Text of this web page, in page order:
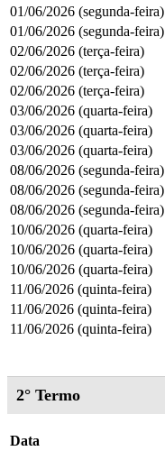
01/06/2026 (segunda-feira)
01/06/2026 (segunda-feira)
02/06/2026 (terça-feira)
02/06/2026 (terça-feira)
02/06/2026 (terça-feira)
03/06/2026 (quarta-feira)
03/06/2026 (quarta-feira)
03/06/2026 (quarta-feira)
08/06/2026 (segunda-feira)
08/06/2026 (segunda-feira)
08/06/2026 (segunda-feira)
10/06/2026 (quarta-feira)
10/06/2026 (quarta-feira)
10/06/2026 (quarta-feira)
11/06/2026 (quinta-feira)
11/06/2026 (quinta-feira)
11/06/2026 (quinta-feira)
2° Termo
Data